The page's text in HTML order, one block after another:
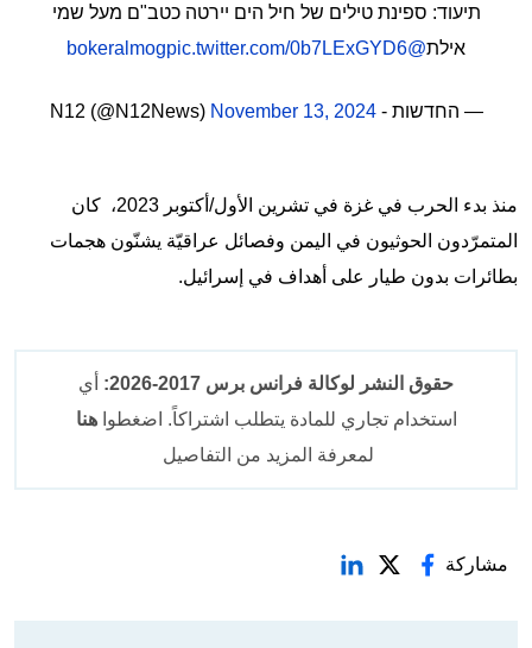
תיעוד: ספינת טילים של חיל הים יירטה כטב"ם מעל שמי
אילת@bokeralmog
pic.twitter.com/0b7LExGYD6
— החדשות - N12 (@N12News)November 13, 2024
منذ بدء الحرب في غزة في تشرين الأول/أكتوبر 2023، كان
المتمرّدون الحوثيون في اليمن وفصائل عراقيّة يشنّون هجمات
بطائرات بدون طيار على أهداف في إسرائيل.
حقوق النشر لوكالة فرانس برس 2017-2026:
أي
استخدام تجاري للمادة يتطلب اشتراكاً. اضغطواهنا
لمعرفة المزيد من التفاصيل
مشاركة